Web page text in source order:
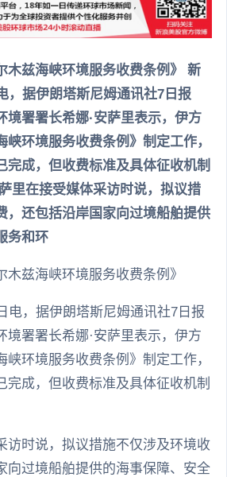
木兹海峡环境服务收费条例》 新
，据伊朗塔斯尼姆通讯社7日报
境署署长希娜·安萨里表示，伊方
峡环境服务收费条例》制定工作，
完成，但收费标准及具体征收机制
里在接受媒体采访时说，拟议措
，还包括沿岸国家向过境船舶提供
务和环
兹海峡环境服务收费条例》
电，据伊朗塔斯尼姆通讯社7日报
境署署长希娜·安萨里表示，伊方
峡环境服务收费条例》制定工作，
完成，但收费标准及具体征收机制
访时说，拟议措施不仅涉及环境收
向过境船舶提供的海事保障、安全